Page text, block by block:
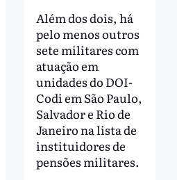
Além dos dois, há
pelo menos outros
sete militares com
atuação em
unidades do DOI-
Codi em São Paulo,
Salvador e Rio de
Janeiro na lista de
instituidores de
pensões militares.